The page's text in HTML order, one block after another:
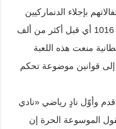
بإجلاء الدنماركيين
عن بلادهم، وذلك في العام 1016 أي قبل أكثر من ألف
منعت هذه اللعبة
قوانين موضوعة تحكم
أقدم وأوّل نادٍ رياضي «نادي
في العام 1862، تقول الموسوعة الحرة إن